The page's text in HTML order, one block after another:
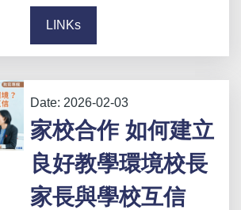
LINKs
Date: 2026-02-03
家校合作 如何建立
良好教學環境校長
家長與學校互信